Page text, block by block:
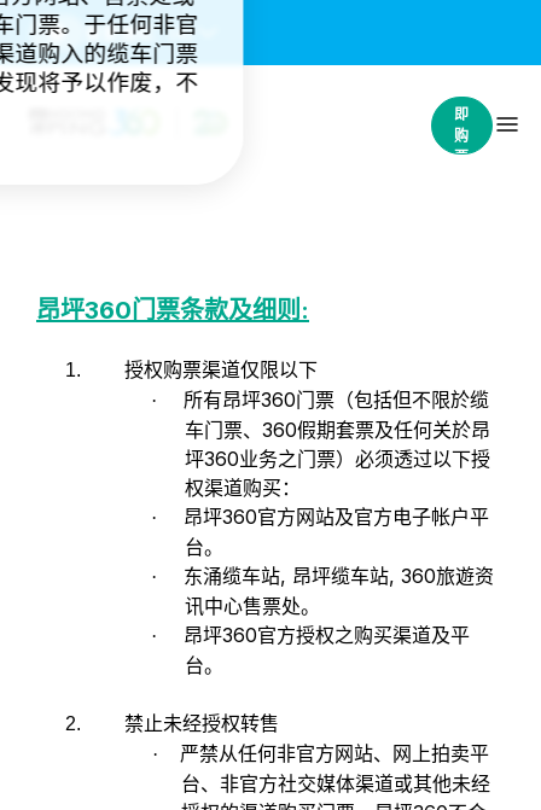
重要通知：(4)
立
即
购
票
门票。于任何非官
道购入的缆车门票
现将予以作废，不
昂坪360门票条款及细则 :
1. 授权购票渠道仅限以下
·
所有昂坪360门票（包括但不限於缆
车门票、360假期套票及任何关於昂
坪360业务之门票）必须透过以下授
权渠道购买：
·
昂坪360官方网站及官方电子帐户平
台。
·
东涌缆车站, 昂坪缆车站, 360旅遊资
讯中心售票处。
·
昂坪360官方授权之购买渠道及平
台。
2. 禁止未经授权转售
·
严禁从任何非官方网站、网上拍卖平
台、非官方社交媒体渠道或其他未经